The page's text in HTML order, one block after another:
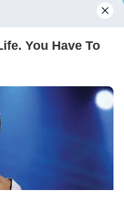
berita aktual dan